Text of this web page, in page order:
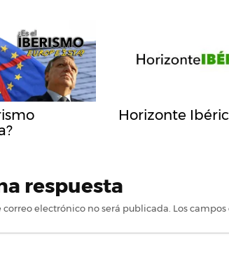
Horizonte
respuesta
correo electrónico no será publicada. Los